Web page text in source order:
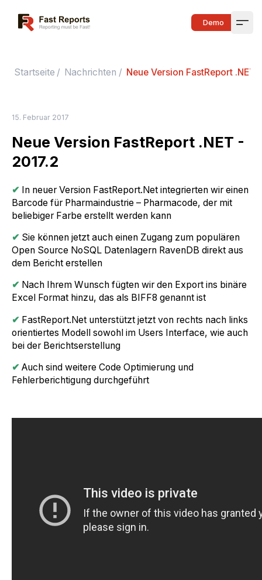
Fast Reports Demo
Startseite / Nachrichten / Neue Version FastReport .NET
15. Februar 2017
Neue Version FastReport .NET -
2017.2
✔ In neuer Version FastReport.Net integrierten wir einen
Barcode für Pharmaindustrie – Pharmacode, der mit
beliebiger Farbe erstellt werden kann
✔ Sie können jetzt auch einen Zugang zum populären
Open Source NoSQL Datenlagern RavenDB direkt aus
dem Bericht erstellen
✔ Nach Ihrem Wunsch fügten wir den Export ins binäre
Excel Format hinzu, das als BIFF8 genannt ist
✔ FastReport.Net unterstützt jetzt von rechts nach links
orientiertes Modell sowohl im Users Interface, wie auch
bei der Berichtserstellung
✔ Auch sind weitere Code Optimierung und
Fehlerberichtigung durchgeführt